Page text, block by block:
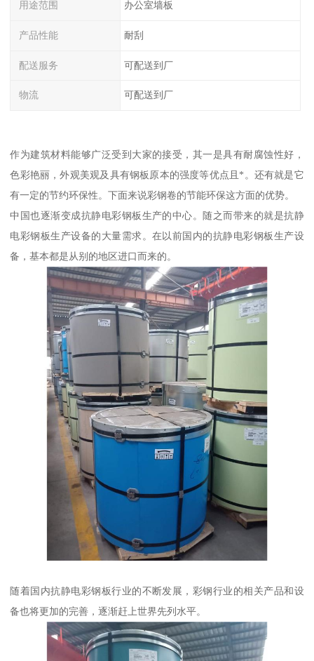
用途范围 办公室墙板
产品性能 耐刮
配送服务 可配送到厂
物流 可配送到厂
作为建筑材料能够广泛受到大家的接受，其一是具有耐腐蚀性好，
色彩艳丽，外观美观及具有钢板原本的强度等优点且*。还有就是它
有一定的节约环保性。下面来说彩钢卷的节能环保这方面的优势。
中国也逐渐变成抗静电彩钢板生产的中心。随之而带来的就是抗静
电彩钢板生产设备的大量需求。在以前国内的抗静电彩钢板生产设
备，基本都是从别的地区进口而来的。
随着国内抗静电彩钢板行业的不断发展，彩钢行业的相关产品和设
备也将更加的完善，逐渐赶上世界先列水平。